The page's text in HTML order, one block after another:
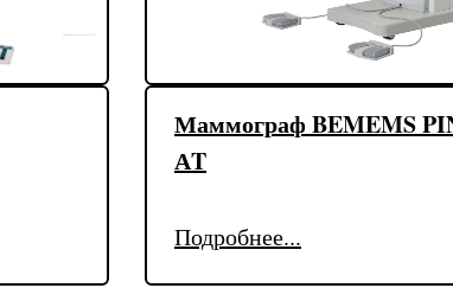
Подробнее...
Маммограф BEMEMS
АT